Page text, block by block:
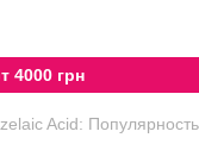
грн
Acid: